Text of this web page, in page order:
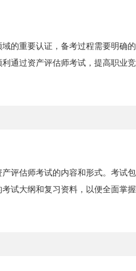
的重要认证，备考过程需要明确
通过资产评估师考试，提高职业竞
评估师考试的内容和形式。考试
试大纲和复习资料，以便全面掌握